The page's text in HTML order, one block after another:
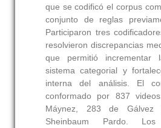
que se codificó el corpus
conjunto de reglas
Participaron tres
resolvieron discrepancias
que permitió incrementar
sistema categorial y
interna del análisis. El
conformado por 837
Máynez, 283 de
Sheinbaum Pardo.